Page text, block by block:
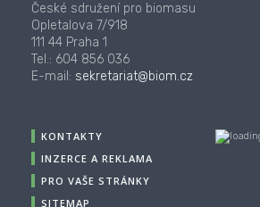
České sdružení pro biomasu
Opletalova 7/918
111 44 Praha 1
Tel.: 604 856 036
E-mail: sekretariat@biom.cz
KONTAKTY
INZERCE A REKLAMA
PRO VAŠE STRÁNKY
SITEMAP